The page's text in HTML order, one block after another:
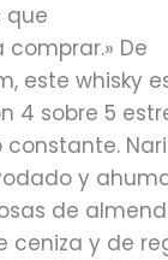
que
De
este whisky
4 sobre 5
constante.
y
de
ceniza y de